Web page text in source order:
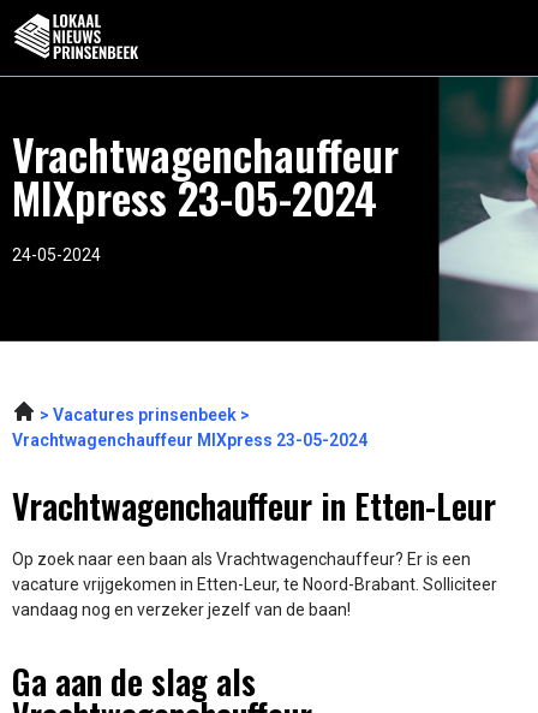
Vrachtwagenchauffeur
MIXpress 23-05-2024
24-05-2024
Vacatures prinsenbeek
Vrachtwagenchauffeur MIXpress 23-05-2024
Vrachtwagenchauffeur in Etten-Leur
Op zoek naar een baan als Vrachtwagenchauffeur? Er is een
vacature vrijgekomen in Etten-Leur, te Noord-Brabant. Solliciteer
vandaag nog en verzeker jezelf van de baan!
Ga aan de slag als